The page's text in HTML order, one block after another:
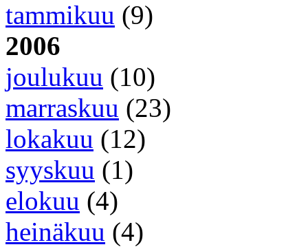
tammikuu (9)
2006
joulukuu (10)
marraskuu (23)
lokakuu (12)
syyskuu (1)
elokuu (4)
heinäkuu (4)